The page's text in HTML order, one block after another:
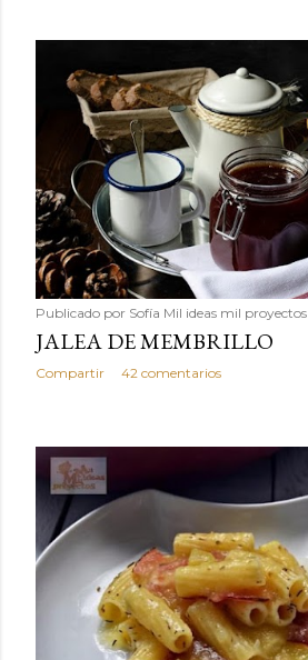
Publicado por Sofía Mil ideas mil proyectos
JALEA DE MEMBRILLO
Compartir 42 comentarios